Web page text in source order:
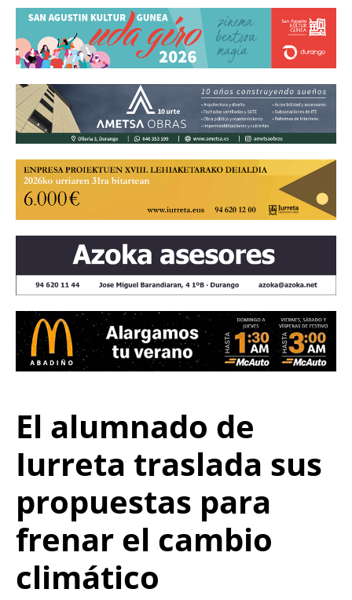
El alumnado de
Iurreta traslada sus
propuestas para
frenar el cambio
climático